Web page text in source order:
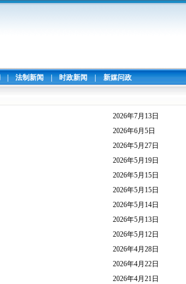
| 法制新闻 | 时政新闻 | 新媒问政
2026年7月13日
2026年6月5日
2026年5月27日
2026年5月19日
2026年5月15日
2026年5月15日
2026年5月14日
2026年5月13日
2026年5月12日
2026年4月28日
2026年4月22日
2026年4月21日